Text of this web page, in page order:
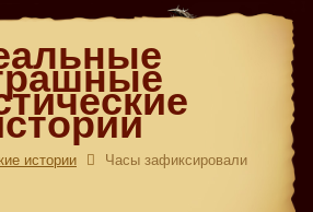
истории
Часы зафиксировали